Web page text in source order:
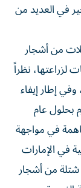
في العديد من
من أشجار
لزراعتها، نظراً
إطار إيفاء
شجرة قرم بحلول عام
في مواجهة
في الإمارات
والعالم، كما قامت الوزارة بزراعة أكثر من 600 شتلة من أشجار